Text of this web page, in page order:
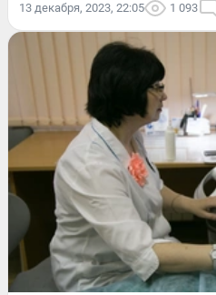
13 декабря, 2023, 22:05 1 093